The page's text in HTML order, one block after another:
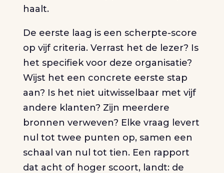
haalt.
De eerste laag is een scherpte-score
op vijf criteria. Verrast het de lezer? Is
het specifiek voor deze organisatie?
Wijst het een concrete eerste stap
aan? Is het niet uitwisselbaar met vijf
andere klanten? Zijn meerdere
bronnen verweven? Elke vraag levert
nul tot twee punten op, samen een
schaal van nul tot tien. Een rapport
dat acht of hoger scoort, landt: de